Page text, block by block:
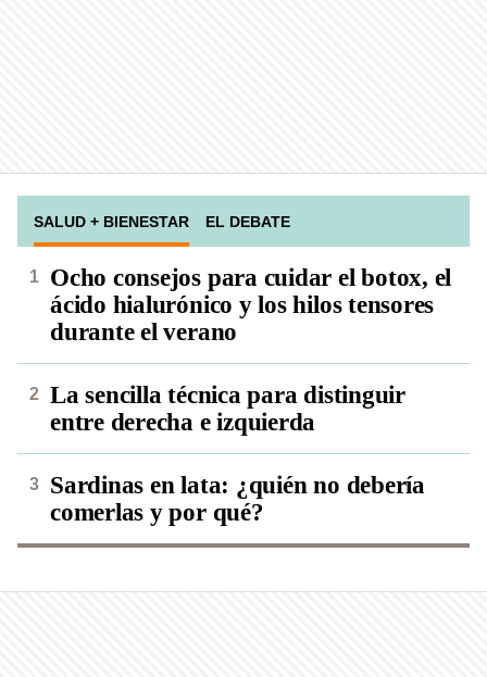
SALUD + BIENESTAR EL DEBATE
Ocho consejos para cuidar el botox, el
ácido hialurónico y los hilos tensores
durante el verano
La sencilla técnica para distinguir
entre derecha e izquierda
Sardinas en lata: ¿quién no debería
comerlas y por qué?